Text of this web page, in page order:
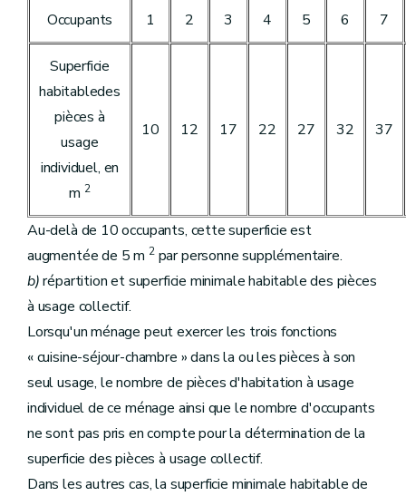
Occupants
1 2 3 4 5 6 7
Superficie
habitabledes
pièces à
usage
individuel, en
m 2
10 12 17 22 27 32 37
Au-delà de 10 occupants, cette superficie est
augmentée de 5 m 2par personne supplémentaire.
b)répartition et superficie minimale habitable des pièces
à usage collectif.
Lorsqu'un ménage peut exercer les trois fonctions
« cuisine-séjour-chambre » dans la ou les pièces à son
seul usage, le nombre de pièces d'habitation à usage
individuel de ce ménage ainsi que le nombre d'occupants
ne sont pas pris en compte pour la détermination de la
superficie des pièces à usage collectif.
Dans les autres cas, la superficie minimale habitable de